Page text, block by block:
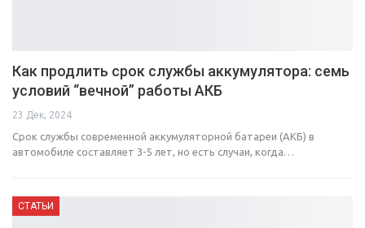
Как продлить срок службы аккумулятора: семь
условий “вечной” работы АКБ
23 Дек, 2024
Срок службы современной аккумуляторной батареи (АКБ) в
автомобиле составляет 3-5 лет, но есть случаи, когда…
СТАТЬИ